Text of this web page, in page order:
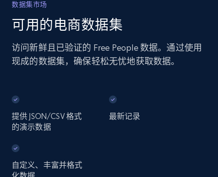
数据集市场
可用的电商数据集
访问新鲜且已验证的 Free People 数据。通过使用
现成的数据集，确保轻松无忧地获取数据。
提供 JSON/CSV 格式
的演示数据
最新记录
自定义、丰富并格式